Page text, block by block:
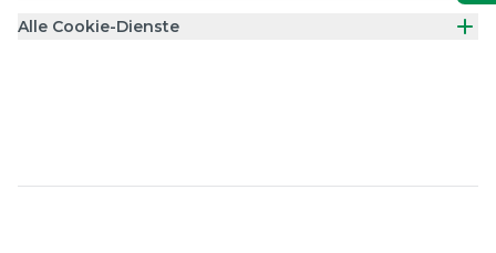
Alle Cookie-Dienste